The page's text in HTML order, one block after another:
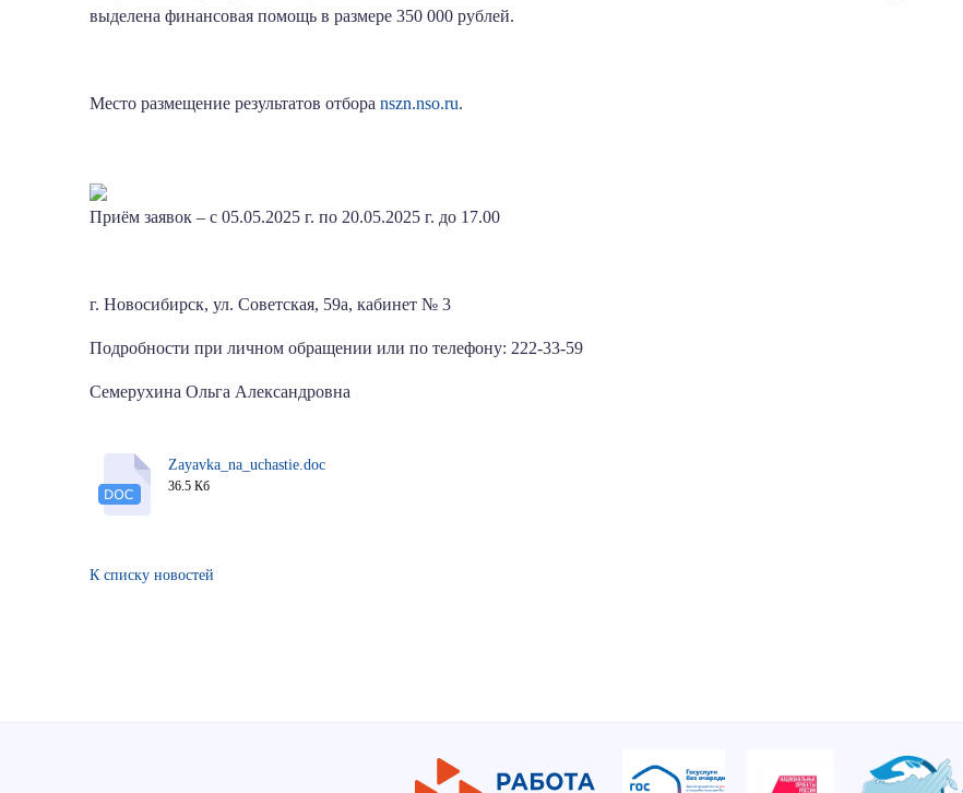
выделена финансовая помощь в размере 350 000 рублей.
Место размещение результатов отбора nszn.nso.ru.
Приём заявок – с 05.05.2025 г. по 20.05.2025 г. до 17.00
г. Новосибирск, ул. Советская, 59а, кабинет № 3
Подробности при личном обращении или по телефону: 222-33-59
Семерухина Ольга Александровна
Zayavka_na_uchastie.doc
36.5 Кб
К списку новостей